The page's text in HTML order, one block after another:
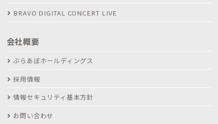
BRAVO DIGITAL CONCERT LIVE
会社概要
ぶらあぼホールディングス
採用情報
情報セキュリティ基本方針
お問い合わせ